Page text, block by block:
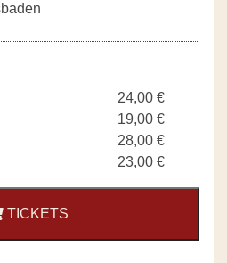
24,00 €
19,00 €
28,00 €
23,00 €
TICKETS